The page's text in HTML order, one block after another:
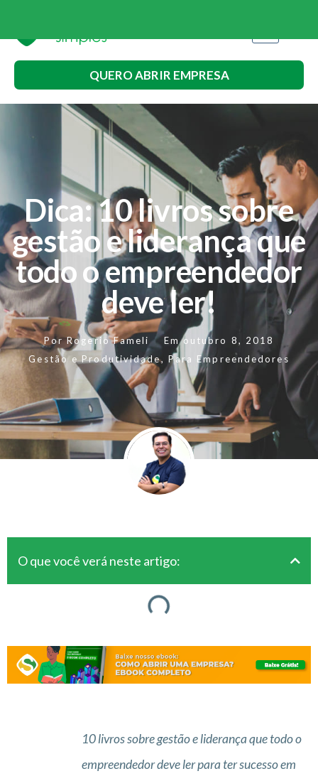
QUERO ABRIR EMPRESA
Dica: 10 livros sobre
gestão e liderança que
todo o empreendedor
deve ler!
PorRogerio Fameli Em outubro 8, 2018
Gestão e Produtividade, Para Empreendedores
O que você verá neste artigo:
10 livros sobre gestão e liderança que todo o
empreendedor deve ler para ter sucesso em